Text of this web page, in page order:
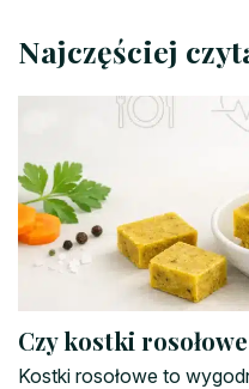
Najczęściej
Czy kostki
Kostki rosołowe to